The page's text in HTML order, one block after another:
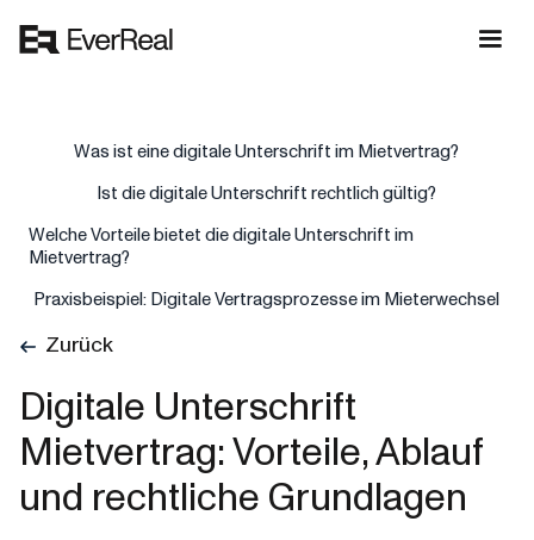
Was ist eine digitale Unterschrift im Mietvertrag?
Ist die digitale Unterschrift rechtlich gültig?
Welche Vorteile bietet die digitale Unterschrift im
Mietvertrag?
Praxisbeispiel: Digitale Vertragsprozesse im Mieterwechsel
Zurück
Digitale Unterschrift
Mietvertrag: Vorteile, Ablauf
und rechtliche Grundlagen